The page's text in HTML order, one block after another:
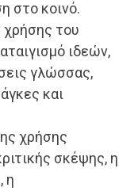
στο κοινό.
χρήσης του
ιδεών,
γλώσσας,
και
χρήσης
σκέψης, η
η